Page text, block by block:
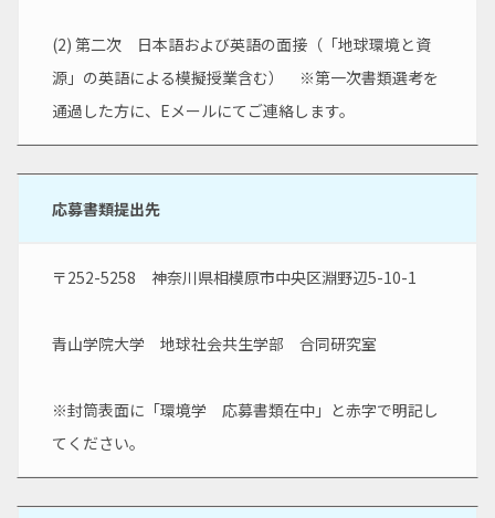
(2) 第二次　日本語および英語の面接（「地球環境と資
源」の英語による模擬授業含む）　※第一次書類選考を
通過した方に、Eメールにてご連絡します。
応募書類提出先
〒252-5258　神奈川県相模原市中央区淵野辺5-10-1
青山学院大学　地球社会共生学部　合同研究室
※封筒表面に「環境学　応募書類在中」と赤字で明記し
てください。